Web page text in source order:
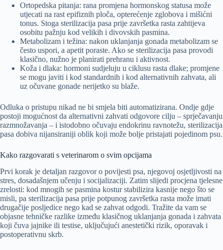
Ortopedska pitanja: rana promjena hormonskog statusa može
utjecati na rast epifiznih ploča, opterećenje zglobova i mišićni
tonus. Stoga sterilizacija pasa prije završetka rasta zahtijeva
osobitu pažnju kod velikih i divovskih pasmina.
Metabolizam i težina: nakon uklanjanja gonada metabolizam se
često uspori, a apetit poraste. Ako se sterilizacija pasa provodi
klasično, nužno je planirati prehranu i aktivnost.
Koža i dlaka: hormoni sudjeluju u ciklusu rasta dlake; promjene
se mogu javiti i kod standardnih i kod alternativnih zahvata, ali
uz očuvane gonade nerijetko su blaže.
Odluka o pristupu nikad ne bi smjela biti automatizirana. Ondje gdje
postoji mogućnost da alternativni zahvati odgovore cilju – sprječavanju
razmnožavanja – i istodobno očuvaju endokrinu ravnotežu, sterilizacija
pasa dobiva nijansiraniji oblik koji može bolje pristajati pojedinom psu.
Kako razgovarati s veterinarom o svim opcijama
Prvi korak je detaljan razgovor o povijesti psa, njegovoj osjetljivosti na
stres, dosadašnjem učenju i socijalizaciji. Zatim slijedi procjena tjelesne
zrelosti: kod mnogih se pasmina kostur stabilizira kasnije nego što se
misli, pa sterilizacija pasa prije potpunog završetka rasta može imati
drugačije posljedice nego kad se zahvat odgodi. Tražite da vam se
objasne tehničke razlike između klasičnog uklanjanja gonada i zahvata
koji čuva jajnike ili testise, uključujući anestetički rizik, oporavak i
postoperativnu skrb.